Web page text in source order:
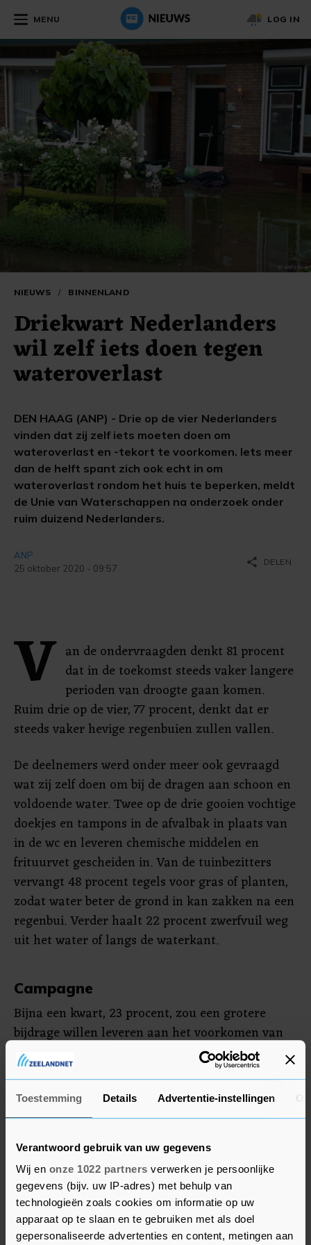
Toestemming Details Advertentie-instellingen
Verantwoord gebruik van uw gegevens
Wij en onze 1022 partners verwerken je persoonlijke
gegevens (bijv. uw IP-adres) met behulp van
technologieën zoals cookies om informatie op uw
apparaat op te slaan en te gebruiken met als doel
gepersonaliseerde advertenties en content, metingen aan
MENU LOG IN
NIEUWS / BINNENLAND
Driekwart Nederlanders
wil zelf iets doen tegen
wateroverlast
DEN HAAG (ANP) - Drie op de vier Nederlanders
vinden dat zij zelf iets moeten doen om
wateroverlast en -tekort te voorkomen. Iets meer
dan de helft spant zich ook echt in om
wateroverlast rondom het huis te beperken, meldt
de Unie van Waterschappen na onderzoek onder
ruim duizend Nederlanders.
ANP
25 oktober 2020 - 09:57
share DELEN
V an de ondervraagden denkt 81 procent
dat in de toekomst steeds vaker langere
perioden van droogte gaan komen.
Ruim drie op de vier, 77 procent, denkt dat er
steeds vaker hevige regenbuien zullen vallen.
De deelnemers werd onder meer ook gevraagd
wat zij zelf doen om bij de dragen aan schoon en
voldoende water. Twee op de drie gooien vochtige
doekjes en tampons in de afvalbak in plaats van
in de wc en leveren chemische middelen en
frituurvet gescheiden in. Van de tuinbezitters
vervangt 48 procent tegels voor gras of planten,
zodat water beter de grond in kan zakken na een
regenbui. Verder haalt 22 procent zwerfvuil weg
uit het water of langs de waterkant.
Campagne
Bijna een kwart, 23 procent, zou een grotere
bijdrage willen leveren aan het voorkomen van
watertekort of -overlast. Vooral mensen tussen
de 18 en 35 jaar geven aan meer te willen doen
dan ze nu op dat gebied ondernemen.
campagne Waterbazen, om Nederlanders te laten
zien wat zij zelf kunnen doen om bij te dragen
aan schoon en voldoende water in Nederland.